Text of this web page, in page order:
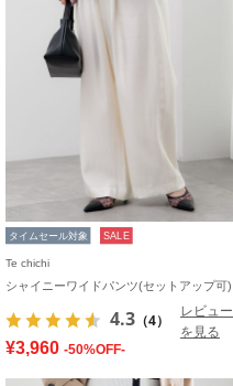
タイムセール対象 SALE
Te chichi
シャイニーワイドパンツ(セットアップ可)
4.3 （4）
レビュー
を見る
¥3,960 -50%OFF-